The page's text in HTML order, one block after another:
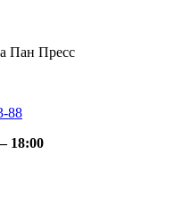
Пан Пресс
88
18:00